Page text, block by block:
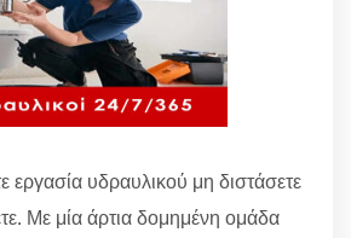
εργασία υδραυλικού μη διστάσετε
Με μία άρτια δομημένη ομάδα